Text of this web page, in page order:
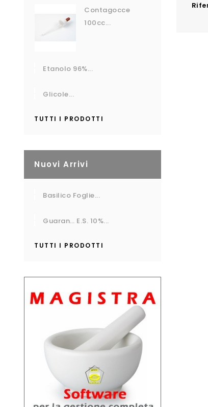
Contagocce
100cc...
Etanolo 96%...
Glicole...
TUTTI I PRODOTTI
Nuovi Arrivi
Basilico Foglie...
Guaran… E.S. 10%...
TUTTI I PRODOTTI